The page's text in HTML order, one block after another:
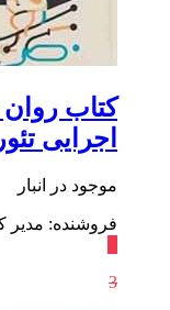
کتاب
اجرایی
موجود در انبار
فروشنده: مدیر
3